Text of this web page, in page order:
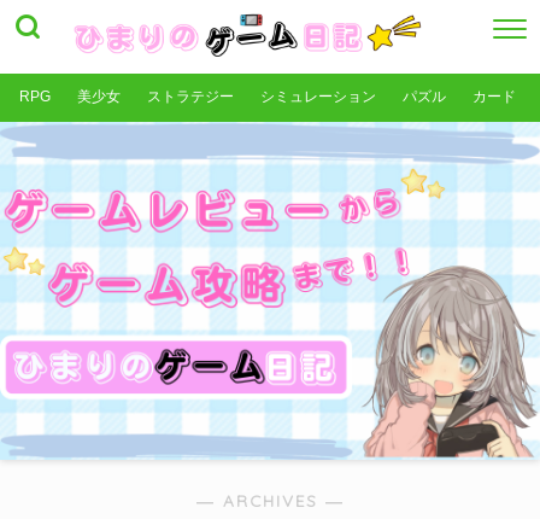
RPG 美少女 ストラテジー シミュレーション パズル カード
― ARCHIVES ―